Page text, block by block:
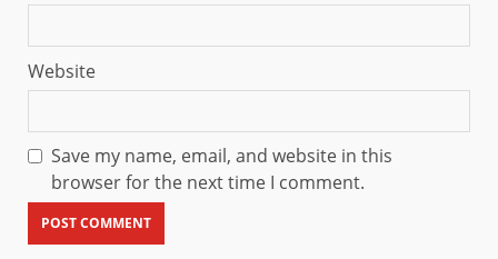
Website
Save my name, email, and website in this
browser for the next time I comment.